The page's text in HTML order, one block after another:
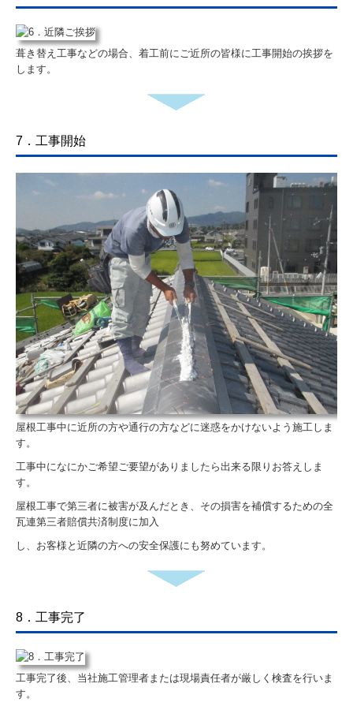
リンク集
葺き替え工事などの場合、着工前にご近所の皆様に工事開始の挨拶を
します。
7．工事開始
屋根工事中に近所の方や通行の方などに迷惑をかけないよう施工しま
す。
工事中になにかご希望ご要望がありましたら出来る限りお答えしま
す。
屋根工事で第三者に被害が及んだとき、その損害を補償するための全
瓦連第三者賠償共済制度に加入
し、お客様と近隣の方への安全保護にも努めています。
8．工事完了
工事完了後、当社施工管理者または現場責任者が厳しく検査を行いま
す。